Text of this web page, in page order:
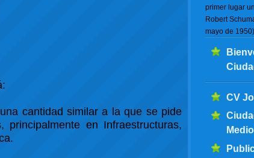
primer lugar
Robert
mayo de 1950)
CV
cantidad similar a la que se pide
en Infraestructuras,